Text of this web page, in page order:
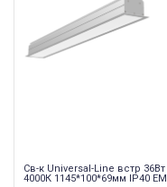
Св-к Universal-Line встр 36Вт
4000К 1145*100*69мм IP40 EM